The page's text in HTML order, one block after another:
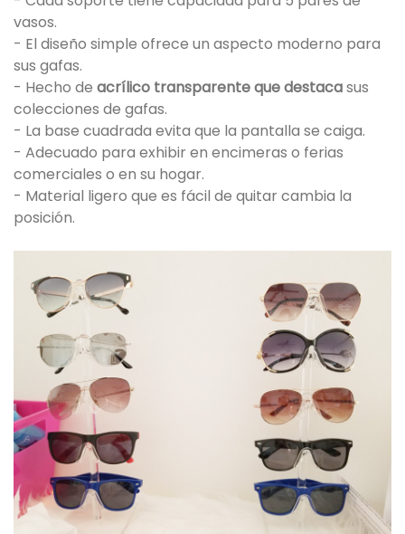
vasos.
- El diseño simple ofrece un aspecto moderno para
sus gafas.
- Hecho de acrílico transparente que destacasus
colecciones de gafas.
- La base cuadrada evita que la pantalla se caiga.
- Adecuado para exhibir en encimeras o ferias
comerciales o en su hogar.
- Material ligero que es fácil de quitar cambia la
posición.